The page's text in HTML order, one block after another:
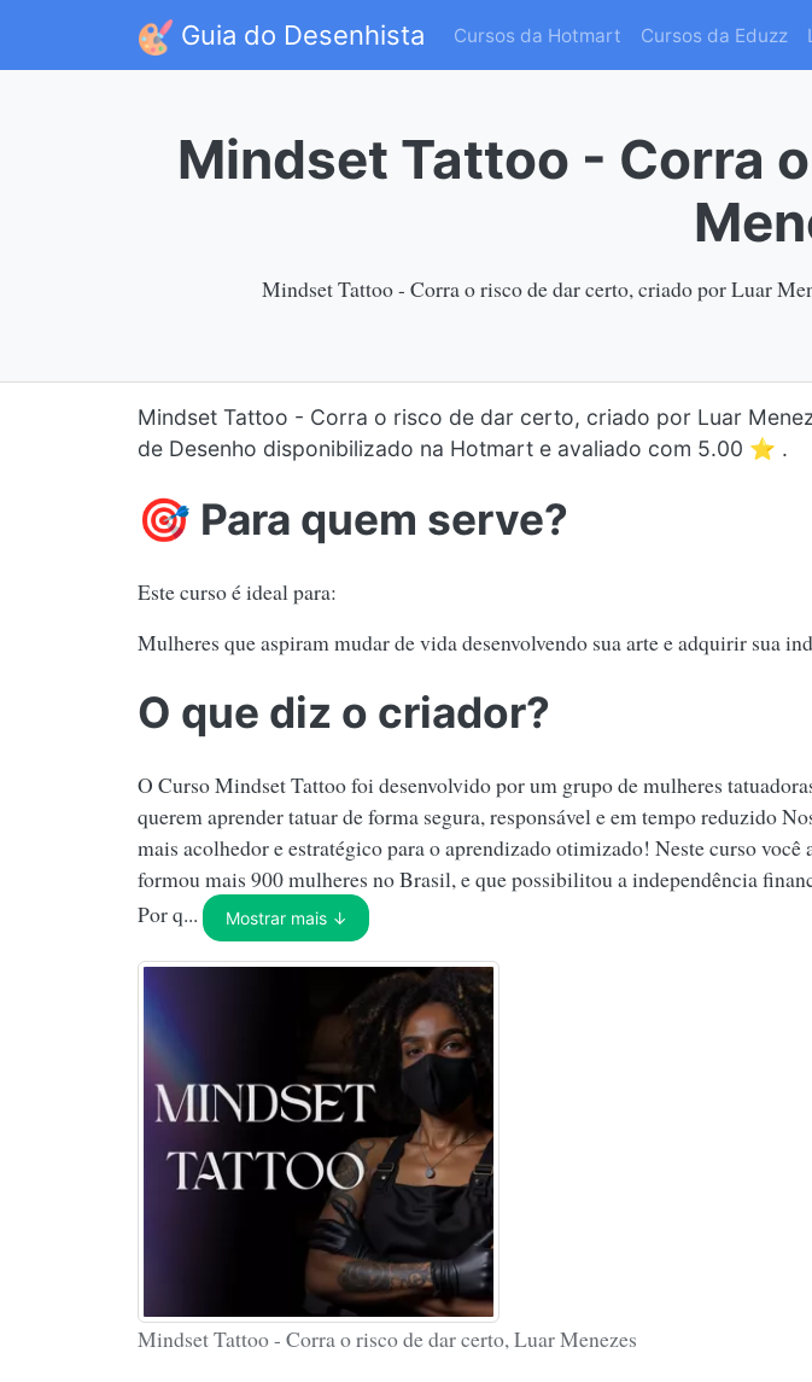
Guia do Desenhista Cursos da Hotmart Cursos da Eduzz
Mindset Tattoo - Corra
Mindset Tattoo - Corra o risco de dar certo, criado por Luar
Mindset Tattoo - Corra o risco de dar certo, criado por Luar
de Desenho disponibilizado na Hotmart e avaliado com 5.00 ⭐ .
🎯 Para quem serve?
Este curso é ideal para:
Mulheres que aspiram mudar de vida desenvolvendo sua arte e adquirir sua
O que diz o criador?
O Curso Mindset Tattoo foi desenvolvido por um grupo de mulheres
querem aprender tatuar de forma segura, responsável e em tempo reduzido
mais acolhedor e estratégico para o aprendizado otimizado! Neste curso você
formou mais 900 mulheres no Brasil, e que possibilitou a independência
Por q...
Mostrar mais ↓
Mindset Tattoo - Corra o risco de dar certo, Luar Menezes